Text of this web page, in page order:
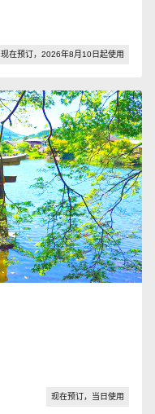
现在预订，2026年8月10日起使用
现在预订，当日使用